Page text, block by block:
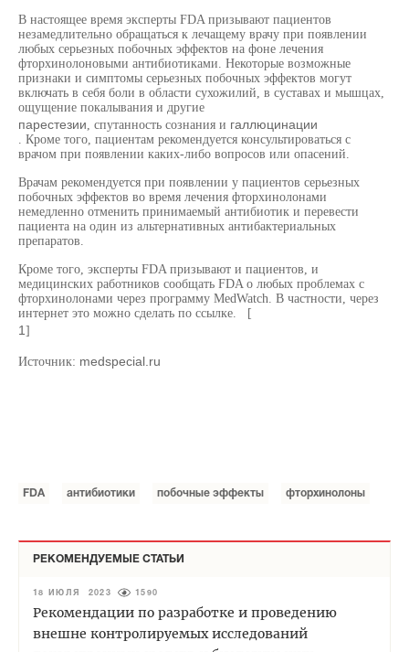
В настоящее время эксперты FDA призывают пациентов
незамедлительно обращаться к лечащему врачу при появлении
любых серьезных побочных эффектов на фоне лечения
фторхинолоновыми антибиотиками. Некоторые возможные
признаки и симптомы серьезных побочных эффектов могут
включать в себя боли в области сухожилий, в суставах и мышцах,
ощущение покалывания и другие
парестезии, спутанность сознания и галлюцинации
. Кроме того, пациентам рекомендуется консультироваться с
врачом при появлении каких-либо вопросов или опасений.
Врачам рекомендуется при появлении у пациентов серьезных
побочных эффектов во время лечения фторхинолонами
немедленно отменить принимаемый антибиотик и перевести
пациента на один из альтернативных антибактериальных
препаратов.
Кроме того, эксперты FDA призывают и пациентов, и
медицинских работников сообщать FDA о любых проблемах с
фторхинолонами через программу MedWatch. В частности, через
интернет это можно сделать по ссылке. [
1]
Источник: medspecial.ru
FDA антибиотики побочные эффекты фторхинолоны
РЕКОМЕНДУЕМЫЕ СТАТЬИ
18 ИЮЛЯ 2023 1590
Рекомендации по разработке и проведению
внешне контролируемых исследований